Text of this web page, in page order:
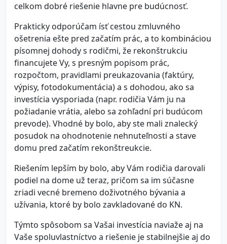
celkom dobré riešenie hlavne pre budúcnosť.
Prakticky odporúčam ísť cestou zmluvného
ošetrenia ešte pred začatím prác, a to kombináciou
písomnej dohody s rodičmi, že rekonštrukciu
financujete Vy, s presným popisom prác,
rozpočtom, pravidlami preukazovania (faktúry,
výpisy, fotodokumentácia) a s dohodou, ako sa
investícia vysporiada (napr. rodičia Vám ju na
požiadanie vrátia, alebo sa zohľadní pri budúcom
prevode). Vhodné by bolo, aby ste mali znalecký
posudok na ohodnotenie nehnuteľnosti a stave
domu pred začatím rekonštreukcie.
Riešením lepším by bolo, aby Vám rodičia darovali
podiel na dome už teraz, pričom sa im súčasne
zriadi vecné bremeno doživotného bývania a
užívania, ktoré by bolo zavkladované do KN.
Týmto spôsobom sa Vašai investícia naviaže aj na
Vaše spoluvlastníctvo a riešenie je stabilnejšie aj do